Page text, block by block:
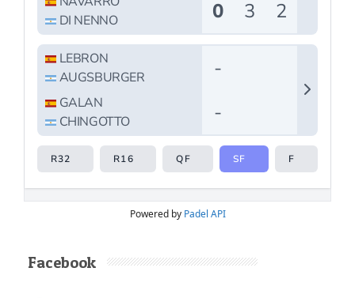
Powered by Padel API
Facebook